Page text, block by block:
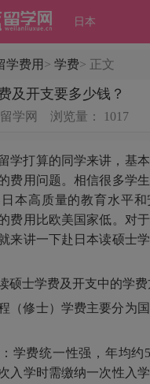
日本
学费用 > 学费> 正文
及开支要多少钱？
学网 浏览量： 1017
学打算的同学来讲，基
费用问题。相信很多学
日本高质量的教育水平
费用比欧美国家低。对
来讲一下赴日本读硕士
硕士学费及开支中的学费
（修士）学费主要分为
学费统一性强，年均约
入学时需缴纳一次性入